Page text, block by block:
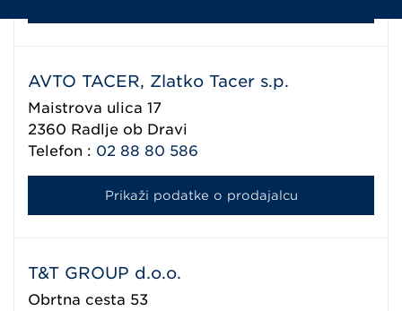
AVTO TACER, Zlatko Tacer s.p.
Maistrova ulica 17
2360 Radlje ob Dravi
Telefon : 02 88 80 586
Prikaži podatke o prodajalcu
T&T GROUP d.o.o.
Obrtna cesta 53